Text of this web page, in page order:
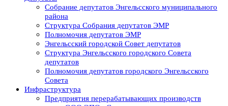
Собрание депутатов Энгельсского муниципального
района
Структура Собрания депутатов ЭМР
Полномочия депутатов ЭМР
Энгельсский городской Совет депутатов
Структура Энгельсского городского Совета
депутатов
Полномочия депутатов городского Энгельсского
Совета
Инфраструктура
Предприятия перерабатывающих производств